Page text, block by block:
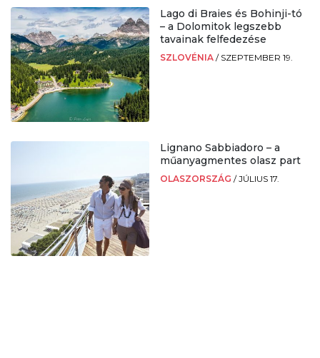
Lago di Braies és Bohinji-tó
– a Dolomitok legszebb
tavainak felfedezése
SZLOVÉNIA / SZEPTEMBER 19.
Lignano Sabbiadoro – a
műanyagmentes olasz part
OLASZORSZÁG /JÚLIUS 17.